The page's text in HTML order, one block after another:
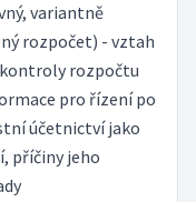
variantně
rozpočet) - vztah
kontroly rozpočtu
pro řízení po
účetnictví jako
příčiny jeho